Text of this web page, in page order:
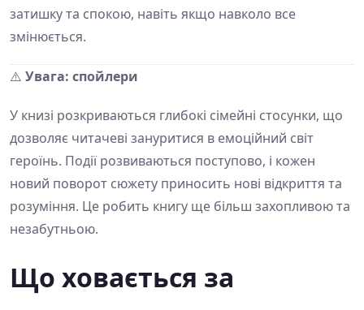
затишку та спокою, навіть якщо навколо все
змінюється.
⚠️ Увага: спойлери
У книзі розкриваються глибокі сімейні стосунки, що
дозволяє читачеві зануритися в емоційний світ
героїнь. Події розвиваються поступово, і кожен
новий поворот сюжету приносить нові відкриття та
розуміння. Це робить книгу ще більш захопливою та
незабутньою.
Що ховається за